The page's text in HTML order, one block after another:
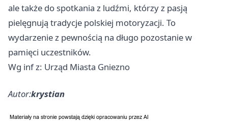
ale także do spotkania z ludźmi, którzy z pasją
pielęgnują tradycje polskiej motoryzacji. To
wydarzenie z pewnością na długo pozostanie w
pamięci uczestników.
Wg inf z: Urząd Miasta Gniezno
Autor:krystian